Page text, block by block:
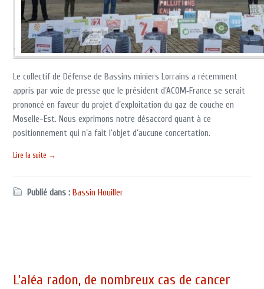
Le collectif de Défense de Bassins miniers Lorrains a récemment
appris par voie de presse que le président d’ACOM‑France se serait
prononcé en faveur du projet d’exploitation du gaz de couche en
Moselle-Est. Nous exprimons notre désaccord quant à ce
positionnement qui n’a fait l’objet d’aucune concertation.
Lire la suite →
Publié dans : Bassin Houiller
L’aléa radon, de nombreux cas de cancer